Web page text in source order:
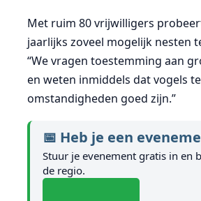
Met ruim 80 vrijwilligers
jaarlijks zoveel mogelijk nesten
“We vragen toestemming aan
en weten inmiddels dat vogels
omstandigheden goed zijn.”
📅 Heb je een
Stuur je evenement gratis in en
de regio.